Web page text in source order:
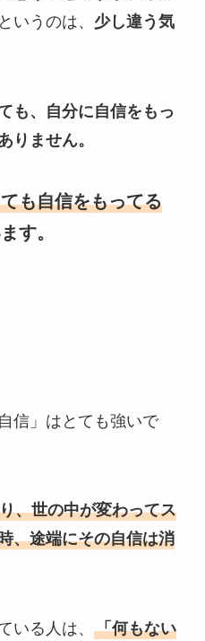
いうのは、 少し違う気
も、自分に自信をもっ
りません。
も自信をもってる
す。
信」はとても強いで
、世の中が変わってス
、途端にその自信は消
いる人は、 「何もない